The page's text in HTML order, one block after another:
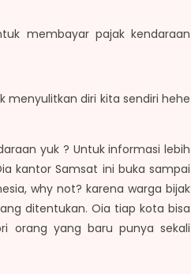
membayar pajak kendaraan
menyulitkan diri kita sendiri hehe
yuk ? Untuk informasi lebih
kantor Samsat ini buka sampai
why not? karena warga bijak
ditentukan. Oia tiap kota bisa
orang yang baru punya sekali